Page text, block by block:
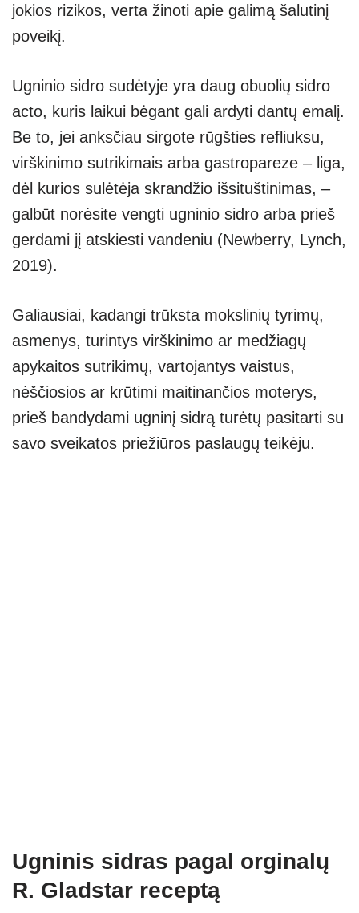
jokios rizikos, verta žinoti apie galimą šalutinį
poveikį.
Ugninio sidro sudėtyje yra daug obuolių sidro
acto, kuris laikui bėgant gali ardyti dantų emalį.
Be to, jei anksčiau sirgote rūgšties refliuksu,
virškinimo sutrikimais arba gastropareze – liga,
dėl kurios sulėtėja skrandžio išsituštinimas, –
galbūt norėsite vengti ugninio sidro arba prieš
gerdami jį atskiesti vandeniu (Newberry, Lynch,
2019).
Galiausiai, kadangi trūksta mokslinių tyrimų,
asmenys, turintys virškinimo ar medžiagų
apykaitos sutrikimų, vartojantys vaistus,
nėščiosios ar krūtimi maitinančios moterys,
prieš bandydami ugninį sidrą turėtų pasitarti su
savo sveikatos priežiūros paslaugų teikėju.
Ugninis sidras pagal orginalų
R. Gladstar receptą